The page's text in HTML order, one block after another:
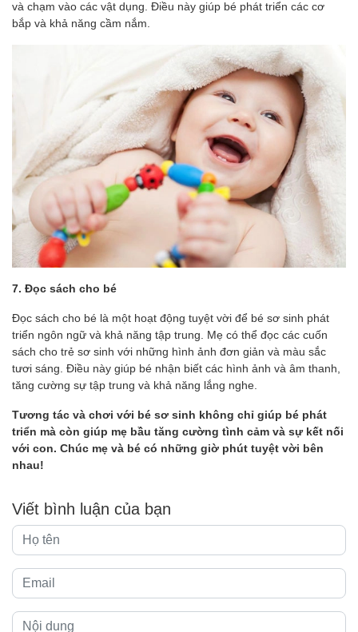
và chạm vào các vật dụng. Điều này giúp bé phát triển các cơ
bắp và khả năng cầm nắm.
7. Đọc sách cho bé
Đọc sách cho bé là một hoạt động tuyệt vời để bé sơ sinh phát
triển ngôn ngữ và khả năng tập trung. Mẹ có thể đọc các cuốn
sách cho trẻ sơ sinh với những hình ảnh đơn giản và màu sắc
tươi sáng. Điều này giúp bé nhận biết các hình ảnh và âm thanh,
tăng cường sự tập trung và khả năng lắng nghe.
Tương tác và chơi với bé sơ sinh không chỉ giúp bé phát
triển mà còn giúp mẹ bầu tăng cường tình cảm và sự kết nối
với con. Chúc mẹ và bé có những giờ phút tuyệt vời bên
nhau!
Viết bình luận của bạn